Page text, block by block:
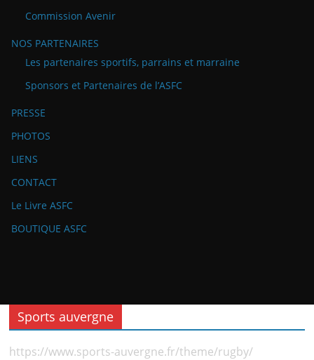
Commission Avenir
NOS PARTENAIRES
Les partenaires sportifs, parrains et marraine
Sponsors et Partenaires de l’ASFC
PRESSE
PHOTOS
LIENS
CONTACT
Le Livre ASFC
BOUTIQUE ASFC
Sports auvergne
https://www.sports-auvergne.fr/theme/rugby/